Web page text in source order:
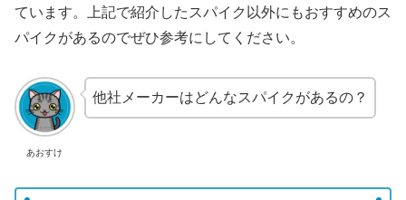
ています。上記で紹介したスパイク以外にもおすすめのス
パイクがあるのでぜひ参考にしてください。
あおすけ
他社メーカーはどんなスパイクがあるの？